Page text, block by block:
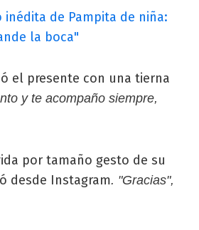
inédita de Pampita de niña:
la boca"
el presente con una tierna
y te acompaño siempre,
por tamaño gesto de su
desde Instagram. "Gracias",